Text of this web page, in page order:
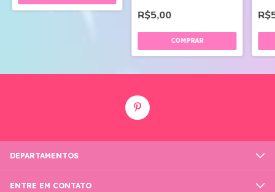
R$5,00
DEPARTAMENTOS
ENTRE EM CONTATO